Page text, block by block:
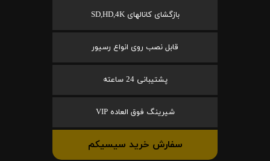
بازگشای کانالهای SD,HD,4K
قابل نصب روی انواع رسیور
پشتیبانی 24 ساعته
شیرینگ فوق العاده VIP
سفارش خرید سیسیکم